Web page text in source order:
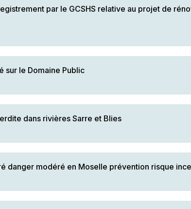
par le GCSHS relative au projet de
sur le Domaine Public
dans rivières Sarre et Blies
danger modéré en Moselle prévention risque